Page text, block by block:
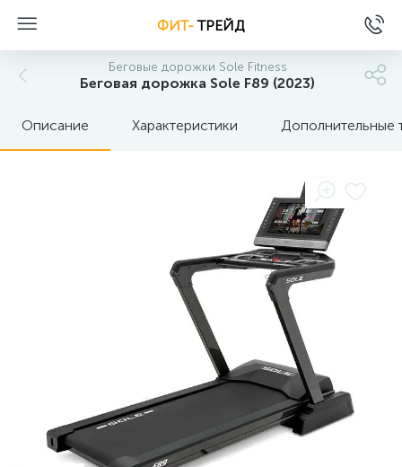
ФИТ-ТРЕЙД
Беговые дорожки Sole Fitness
Беговая дорожка Sole F89 (2023)
Описание Характеристики Дополнительные